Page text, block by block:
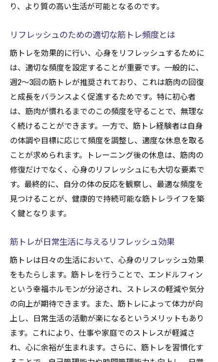
健康的なライフスタイルを筋トレで実現する
筋トレで始める健康的なライフスタイル
総合的な健康を支える筋トレの役割
筋トレが食生活に与えるポジティブな影響
持続可能な健康を築く筋トレの習慣化
エネルギッシュな生活を支える筋トレの力
筋トレを通じて健康意識を高める方法
り、より質の高い生活が可能となるのです。
リフレッシュのための適切な筋トレ頻度とは
筋トレを効果的に行い、心身をリフレッシュするために
は、適切な頻度を設定することが重要です。一般的に、
週2〜3回の筋トレが推奨されており、これは筋肉の回復
と成長をバランスよく促進するためです。特に初心者
は、筋肉が慣れるまでのこの頻度を守ることで、無理な
く続けることができます。一方で、筋トレ経験者は自身
の体調や目標に応じて頻度を調整し、適度な休息を取る
ことが求められます。トレーニング後の休息は、筋肉の
修復だけでなく、心身のリフレッシュにも大切な要素で
す。最終的に、自分の体の反応を観察し、最適な頻度を
見つけることが、健康的で持続可能な筋トレライフを築
く鍵となります。
筋トレが日常生活に与えるリフレッシュ効果
筋トレは日々の生活において、心身のリフレッシュ効果
をもたらします。筋トレを行うことで、エンドルフィン
という幸福ホルモンが分泌され、ストレスの軽減や気分
の向上が期待できます。また、筋トレによって体力が向
上し、日常生活の活動が楽になるというメリットもあり
ます。これにより、仕事や家庭でのストレスが軽減さ
れ、心に余裕が生まれます。さらに、筋トレを習慣化す